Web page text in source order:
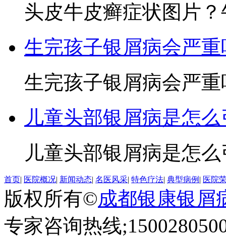
头皮牛皮癣症状图片
生完孩子银屑病会严重
生完孩子银屑病会严
儿童头部银屑病是怎
儿童头部银屑病是怎
首页| 医院概况| 新闻动态| 名医风采| 特色疗法| 典型病例 | 医院
版权所有©成都银康银屑
专家咨询热线